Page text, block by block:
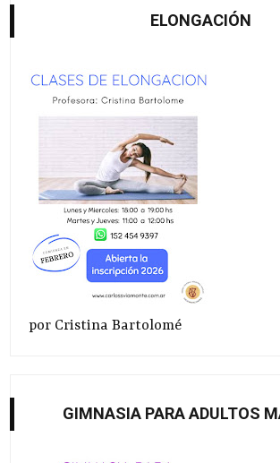
ELONGACIÓN
por Cristina Bartolomé
GIMNASIA PARA ADULTOS